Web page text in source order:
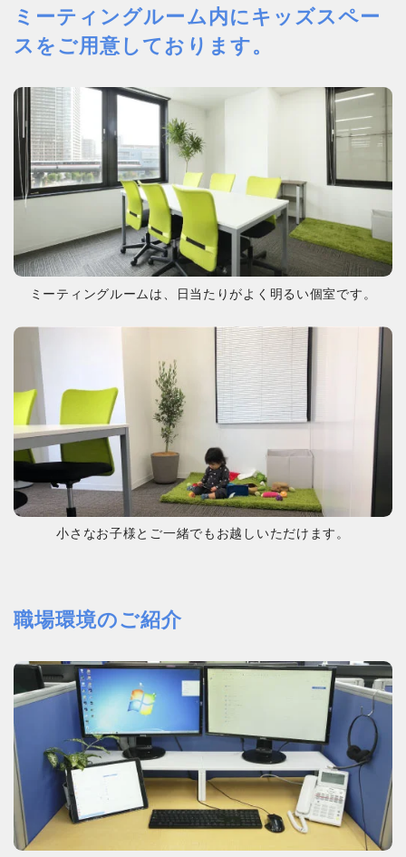
ミーティングルーム内にキッズスペー
スをご用意しております。
ミーティングルームは、日当たりがよく明るい個室です。
小さなお子様とご一緒でもお越しいただけます。
職場環境のご紹介